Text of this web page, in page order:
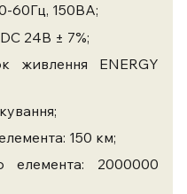
60Гц, 150ВА;
24В ± 7%;
живлення ENERGY
150 км;
елемента: 2000000